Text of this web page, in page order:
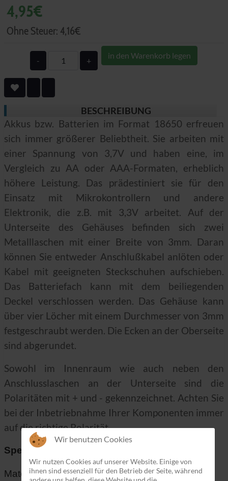
4,95€
Ohne Steuer: 4,16€
- +
in den Warenkorb legen
BESCHREIBUNG
Akkus bzw. Batterien im Format 18650 erfreuen
sich immer größerer Beliebtheit. Sie arbeiten mit
einer Spannung von 3,7V und haben eine, im
Vergleich zu AA oder AAA-Formaten, erheblich
höhere Leistung. Das prädestiniert sie für den
Einsatz mit Mikrokontrollern und andere
Elektronik, die z.B. mit 3,3V arbeitet. Auf der
Unterseite des Gehäuses befinden sich zwei
Metalllaschen mit einer Breite von 3mm. Daran
können Sie entweder Anschlußkabel anlöten oder
Kabel mit geeigneten Steckschuhen aufschieben.
Das Batteriefach kann mit dem beiliegenden
Deckel verschlossen werden. Das Gehäuse kann
über vier Löcher mit einem Durchmesser von 3mm
festgeschraubt werden. Die Ecken an der Oberseite
sind abgerundet.
Sowohl im Innenraum wie auch neben den
Anschlusslaschen an der Unterseite sind die
Polaritäten mit + und - gekennzeichnet. Achten Sie
bei der Inbetriebnahme Ihrer Komponenten immer
auf die richtige Polarität.
Spezifikationen:
Material: ABS-Kunststoff
Wir benutzen Cookies
Wir nutzen Cookies auf unserer Website. Einige von
ihnen sind essenziell für den Betrieb der Seite, während